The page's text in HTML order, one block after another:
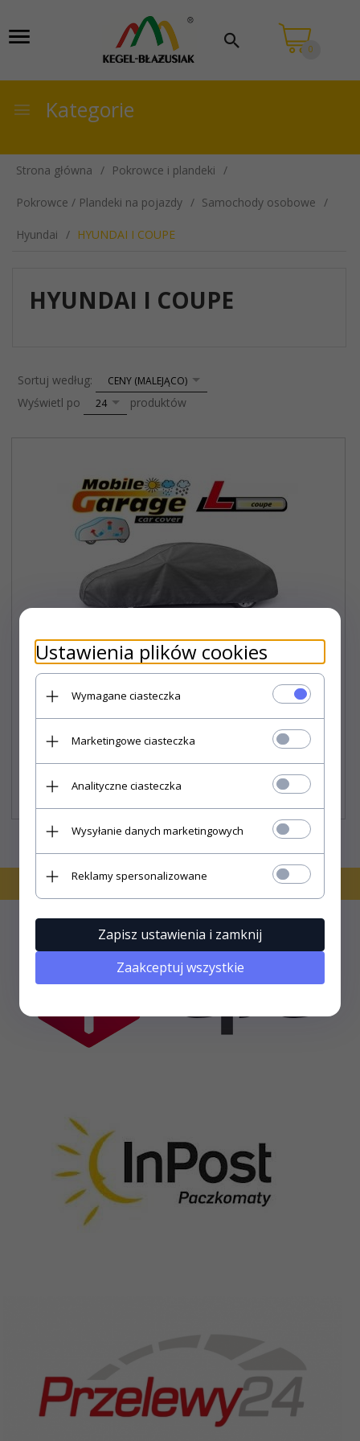
0
Kategorie
Strona główna Pokrowce i plandeki
Pokrowce / Plandeki na pojazdy Samochody osobowe
Hyundai HYUNDAI I COUPE
HYUNDAI I COUPE
Sortuj według: sortCENY (MALEJĄCO)
Wyświetl po pop24 produktów
203,30PLN*
Cena rynkowa:
Ustawienia plików cookies
Wymagane ciasteczka
Marketingowe ciasteczka
Analityczne ciasteczka
Wysyłanie danych marketingowych
Reklamy spersonalizowane
Zapisz ustawienia i zamknij
Zaakceptuj wszystkie